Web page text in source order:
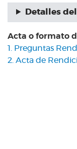
Detalles
Acta o formato
1. Preguntas
2. Acta de